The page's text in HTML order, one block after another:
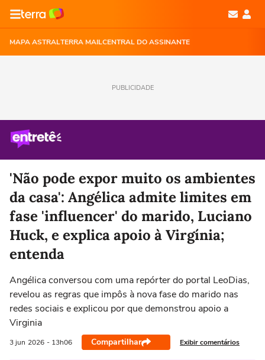
MAPA ASTRALTERRA MAILCENTRAL DO ASSINANTE
PUBLICIDADE
'Não pode expor muito os ambientes
da casa': Angélica admite limites em
fase 'influencer' do marido, Luciano
Huck, e explica apoio à Virgínia;
entenda
Angélica conversou com uma repórter do portal LeoDias,
revelou as regras que impôs à nova fase do marido nas
redes sociais e explicou por que demonstrou apoio a
Virginia
3 jun 2026 - 13h06 Compartilhar Exibir comentários